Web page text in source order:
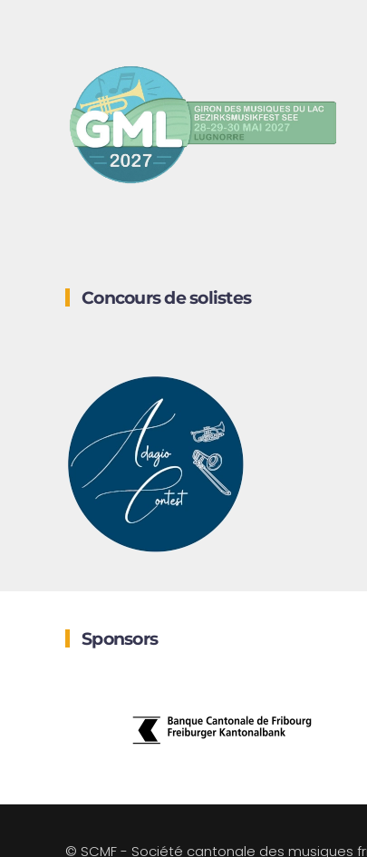
Concours de solistes
Sponsors
© SCMF - Société cantonale des musiques